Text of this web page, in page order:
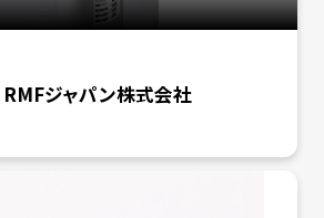
RMFジャパン株式会社